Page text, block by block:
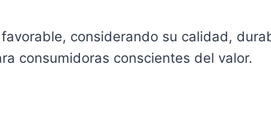
considerando su calidad,
consumidoras conscientes del valor.